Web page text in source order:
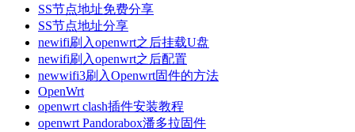
SS节点地址免费分享
SS节点地址分享
newifi刷入openwrt之后挂载U盘
newifi刷入openwrt之后配置
newwifi3刷入Openwrt固件的方法
OpenWrt
openwrt clash插件安装教程
openwrt Pandorabox潘多拉固件